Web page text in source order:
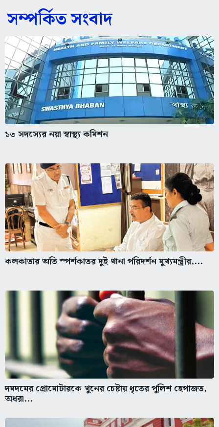
সম্পর্কিত সংবাদ
১৩ সদস্যের নয়া স্বাস্থ্য কমিশন
কলকাতার অতি স্পর্শকাতর দুই থানা পরিদর্শন মুখ্যমন্ত্রীর,...
দমদমের প্রোমোটারকে খুনের চেষ্টায় ধৃতের পুলিশ হেপাজত,
অধরা...